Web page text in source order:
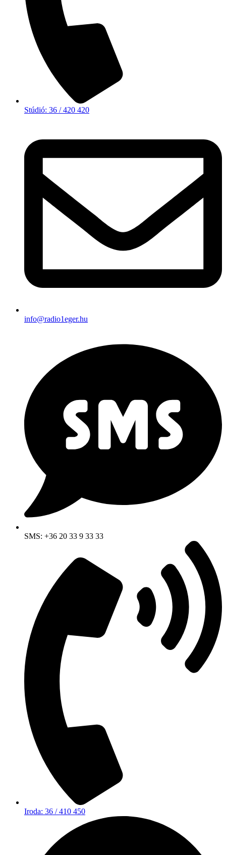
Stúdió: 36 / 420 420
info@radio1eger.hu
SMS: +36 20 33 9 33 33
Iroda: 36 / 410 450